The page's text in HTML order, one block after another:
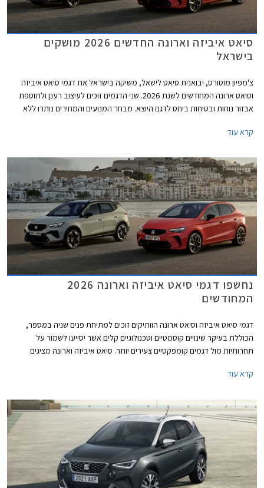
סיאט איביזה וארונה החדשים 2026 מושקים
בישראל
צ'מפיון מוטורס, יבואנית סיאט לישאל, משיקה בישראל את דגמי סיאט איביזה
וסיאט ארונה המחודשים לשנת 2026. שני הדגמים זוכים לעיצוב רענן ולתוספת
אבזור נוחות ובטיחות ביחס לדגם היוצא. מבחר המנועים והמחירים נותרו ללא
₪, ורכב הפנאי העירוני סיאט ארונה מוצע במחיר התחלתי של 132,900 ₪.
קרא עוד
נחשפו דגמי סיאט איביזה וארונה 2026
המחודשים
דגמי סיאט איביזה וסיאט ארונה הוותיקים זוכים למתיחת פנים שניה במספר,
הכוללת בעיקר שינויים קוסמטיים וטכנולוגיים קלים אשר יסייעו לשמור על
תחרותיות מול דגמים קומפקטיים צעירים יותר. סיאט איביזה וארונה מציגים
קרא עוד